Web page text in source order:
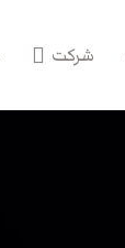
شرکت